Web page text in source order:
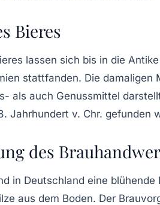
Bieres
lassen sich bis in die
stattfanden. Die
als auch Genussmittel
Jahrhundert v. Chr. gefunden
des
in Deutschland eine
aus dem Boden. Der